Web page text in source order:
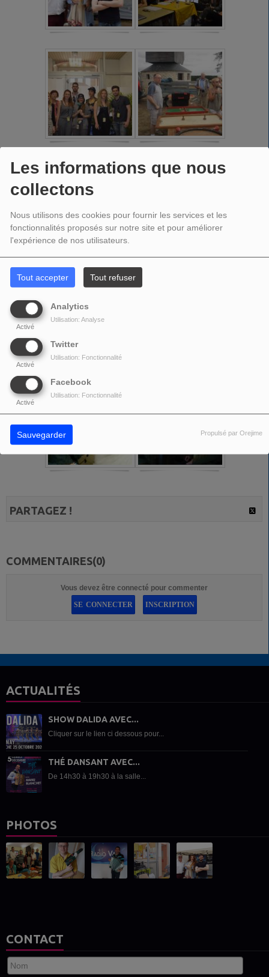
Les informations que nous
collectons
Nous utilisons des cookies pour fournir les services et les
fonctionnalités proposés sur notre site et pour améliorer
l'expérience de nos utilisateurs.
Tout accepter Tout refuser
Analytics
Activé
Utilisation: Analyse
Twitter
Activé
Utilisation: Fonctionnalité
Facebook
Activé
Utilisation: Fonctionnalité
Sauvegarder Propulsé par Orejime
PARTAGEZ !
COMMENTAIRES(0)
Vous devez être connecté pour commenter
SE CONNECTER
INSCRIPTION
ACTUALITÉS
SHOW DALIDA AVEC...
Cliquer sur le lien ci dessous pour...
THÉ DANSANT AVEC...
De 14h30 à 19h30 à la salle...
PHOTOS
CONTACT